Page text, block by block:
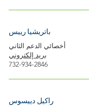
باتريشيا رييس
أخصائي الدعم الثاني
بريد إلكتروني
732-934-2846
راكيل دييسوس